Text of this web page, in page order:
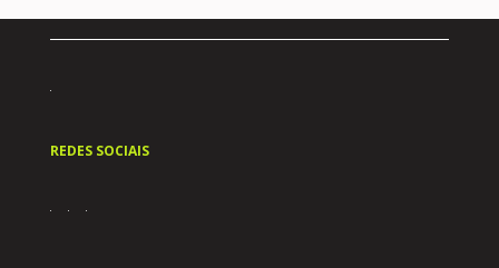
REDES SOCIAIS